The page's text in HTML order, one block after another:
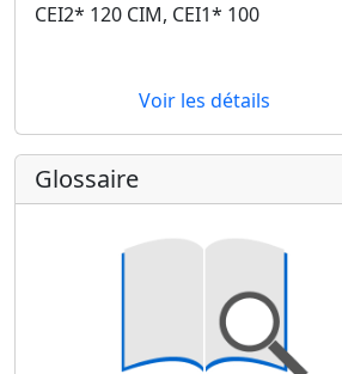
CEI2* 120 CIM, CEI1* 100
Voir les détails
Glossaire